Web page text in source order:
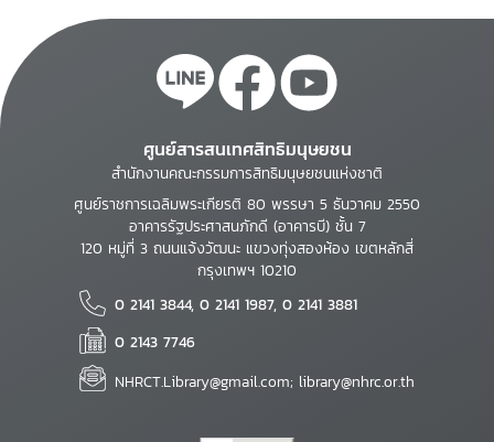
ศูนย์สารสนเทศสิทธิมนุษยชน
สำนักงานคณะกรรมการสิทธิมนุษยชนแห่งชาติ
ศูนย์ราชการเฉลิมพระเกียรติ 80 พรรษา 5 ธันวาคม 2550
อาคารรัฐประศาสนภักดี (อาคารบี) ชั้น 7
120 หมู่ที่ 3 ถนนแจ้งวัฒนะ แขวงทุ่งสองห้อง เขตหลักสี่
กรุงเทพฯ 10210
0 2141 3844, 0 2141 1987, 0 2141 3881
0 2143 7746
NHRCT.Library@gmail.com; library@nhrc.or.th